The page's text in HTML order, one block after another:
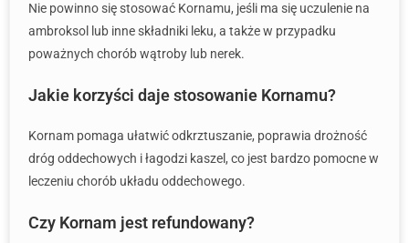
Nie powinno się stosować Kornamu, jeśli ma się uczulenie na
ambroksol lub inne składniki leku, a także w przypadku
poważnych chorób wątroby lub nerek.
Jakie korzyści daje stosowanie Kornamu?
Kornam pomaga ułatwić odkrztuszanie, poprawia drożność
dróg oddechowych i łagodzi kaszel, co jest bardzo pomocne w
leczeniu chorób układu oddechowego.
Czy Kornam jest refundowany?